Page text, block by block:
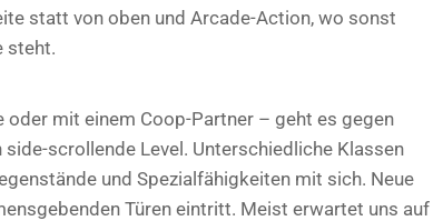
statt von oben und Arcade-Action, wo sonst
steht.
oder mit einem Coop-Partner – geht es gegen
scrollende Level. Unterschiedliche Klassen
und Spezialfähigkeiten mit sich. Neue
Türen eintritt. Meist erwartet uns auf